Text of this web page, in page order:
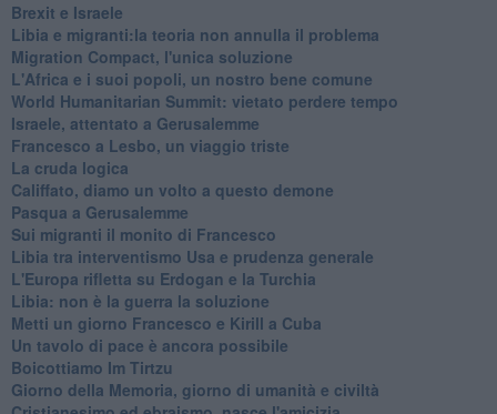
Brexit e Israele
Libia e migranti:la teoria non annulla il problema
Migration Compact, l'unica soluzione
L'Africa e i suoi popoli, un nostro bene comune
World Humanitarian Summit: vietato perdere tempo
Israele, attentato a Gerusalemme
Francesco a Lesbo, un viaggio triste
La cruda logica
Califfato, diamo un volto a questo demone
Pasqua a Gerusalemme
Sui migranti il monito di Francesco
Libia tra interventismo Usa e prudenza generale
L'Europa rifletta su Erdogan e la Turchia
Libia: non è la guerra la soluzione
Metti un giorno Francesco e Kirill a Cuba
Un tavolo di pace è ancora possibile
Boicottiamo Im Tirtzu
Giorno della Memoria, giorno di umanità e civiltà